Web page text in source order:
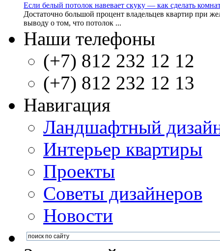
Если белый потолок навевает скуку — как сделать
Достаточно большой процент владельцев квартир при
выводу о том, что потолок ...
Наши телефоны
(+7) 812 232 12 12
(+7) 812 232 12 13
Навигация
Ландшафтный
Интерьер квартиры
Проекты
Советы дизайнеров
Новости